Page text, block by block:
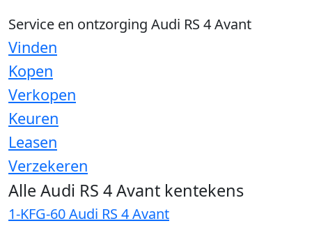
Service en ontzorging Audi RS 4 Avant
Vinden
Kopen
Verkopen
Keuren
Leasen
Verzekeren
Alle Audi RS 4 Avant kentekens
1-KFG-60 Audi RS 4 Avant